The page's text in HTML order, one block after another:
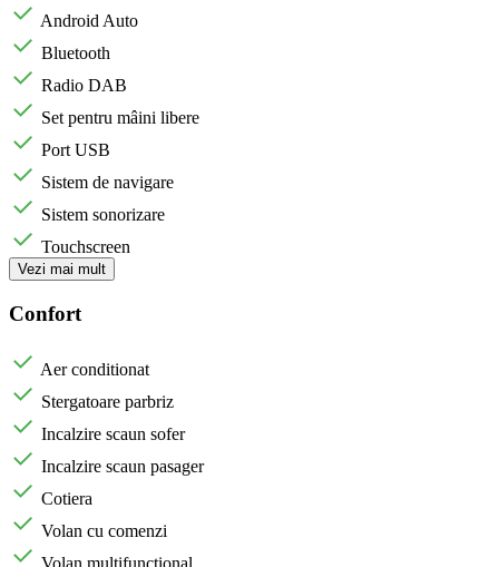
Android Auto
Bluetooth
Radio DAB
Set pentru mâini libere
Port USB
Sistem de navigare
Sistem sonorizare
Touchscreen
Vezi mai mult
Confort
Aer conditionat
Stergatoare parbriz
Incalzire scaun sofer
Incalzire scaun pasager
Cotiera
Volan cu comenzi
Volan multifunctional